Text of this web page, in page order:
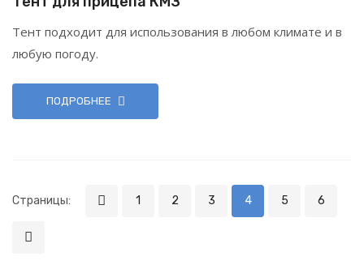
Тент подходит для использования в любом климате и в
любую погоду.
ПОДРОБНЕЕ
Страницы: 1 2 3 4 5 6